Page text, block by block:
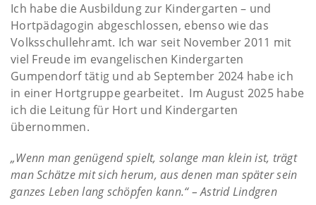
Ich habe die Ausbildung zur Kindergarten – und
Hortpädagogin abgeschlossen, ebenso wie das
Volksschullehramt. Ich war seit November 2011 mit
viel Freude im evangelischen Kindergarten
Gumpendorf tätig und ab September 2024 habe ich
in einer Hortgruppe gearbeitet. Im August 2025 habe
ich die Leitung für Hort und Kindergarten
übernommen.
„Wenn man genügend spielt, solange man klein ist, trägt
man Schätze mit sich herum, aus denen man später sein
ganzes Leben lang schöpfen kann.“ – Astrid Lindgren